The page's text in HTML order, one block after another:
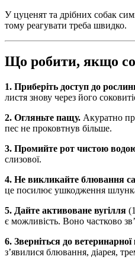
У цуценят та дрібних собак
тому реагувати треба швидко.
Що робити, якщо
1. Приберіть доступ до
листя знову через його
2. Огляньте пащу. Акуратно
пес не проковтнув більше.
3. Промийте рот чистою
слизової.
4. Не викликайте блювання
це посилює ушкодження
5. Дайте активоване вугілля
є можливість. Воно частково
6. Зверніться до ветеринарної
з’явилися блювання, діарея,